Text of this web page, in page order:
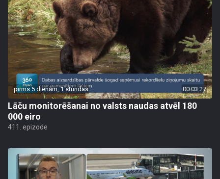
pirms 5 dienām, 1 stundas 00:03:27
Lāču monitorēšanai no valsts naudas atvēl 180
000 eiro
411. epizode